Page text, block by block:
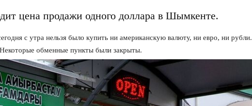
цена продажи одного доллара в Шымкенте.
с утра нельзя было купить ни американскую валюту, ни евро, ни рубли.
обменные пункты были закрыты.